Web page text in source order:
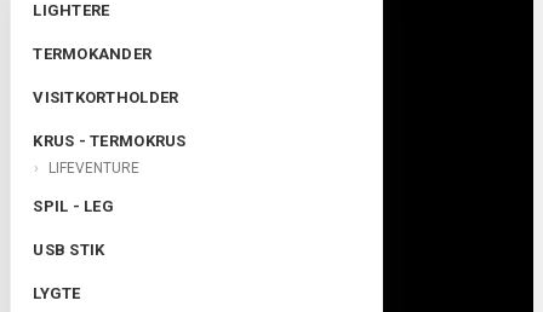
LIGHTERE
TERMOKANDER
VISITKORTHOLDER
KRUS - TERMOKRUS
LIFEVENTURE
SPIL - LEG
USB STIK
LYGTE